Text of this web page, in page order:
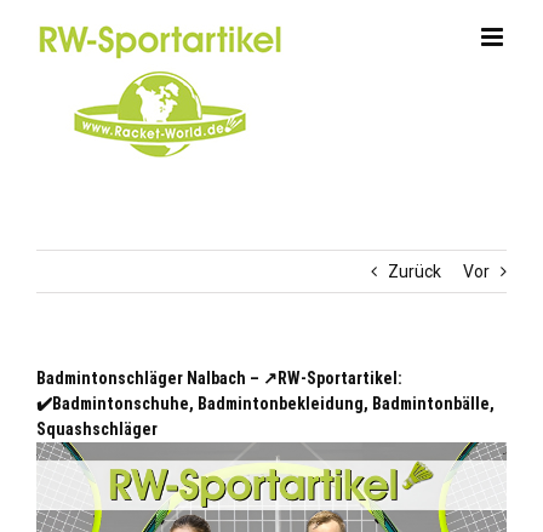
Zurück Vor
Badmintonschläger Nalbach – ↗️RW-Sportartikel:
✔️Badmintonschuhe, Badmintonbekleidung, Badmintonbälle,
Squashschläger